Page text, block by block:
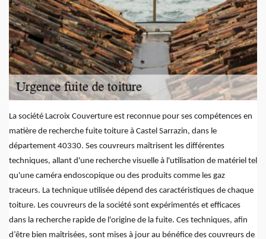
La société Lacroix Couverture est reconnue pour ses compétences en
matière de recherche fuite toiture à Castel Sarrazin, dans le
département 40330. Ses couvreurs maîtrisent les différentes
techniques, allant d'une recherche visuelle à l'utilisation de matériel tel
qu'une caméra endoscopique ou des produits comme les gaz
traceurs. La technique utilisée dépend des caractéristiques de chaque
toiture. Les couvreurs de la société sont expérimentés et efficaces
dans la recherche rapide de l'origine de la fuite. Ces techniques, afin
d’être bien maîtrisées, sont mises à jour au bénéfice des couvreurs de